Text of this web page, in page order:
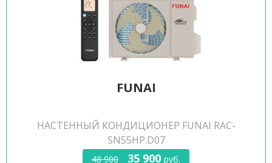
FUNAI
НАСТЕННЫЙ КОНДИЦИОНЕР FUNAI RAC-
SN55HP.D07
48 900 35 900 руб.